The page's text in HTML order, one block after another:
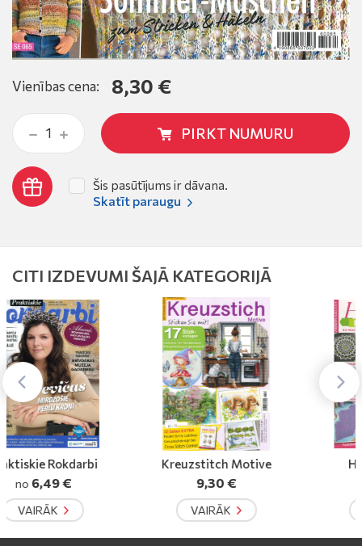
Vienības cena: 8,30 €
PIRKT NUMURU
Šis pasūtījums ir dāvana.
Skatīt paraugu
CITI IZDEVUMI ŠAJĀ KATEGORIJĀ
Kreuzstitch Motive
VAIRĀK
Hakeln Kreativ
VAIRĀK